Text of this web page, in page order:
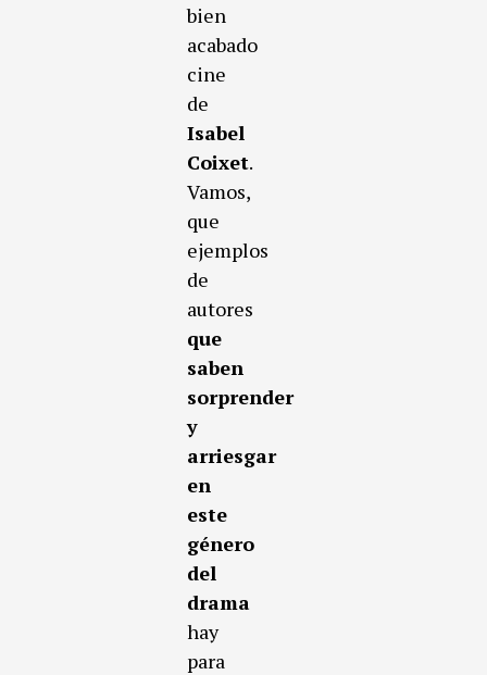
bien
acabado
cine
de
Isabel
Coixet.
Vamos,
que
ejemplos
de
autores
que
saben
sorprender
y
arriesgar
en
este
género
del
drama
hay
para